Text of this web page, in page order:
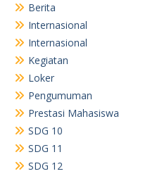
Berita
Internasional
Internasional
Kegiatan
Loker
Pengumuman
Prestasi Mahasiswa
SDG 10
SDG 11
SDG 12